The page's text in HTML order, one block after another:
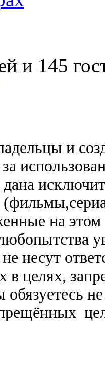
и 145
и
на этом
несут
в целях,